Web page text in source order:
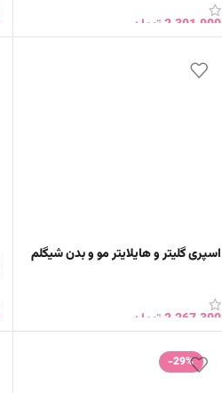
2,301,900تومان
اسپری گلیتر و هایلایتر مو و بدن شیگلم
2,267,300تومان
-29%